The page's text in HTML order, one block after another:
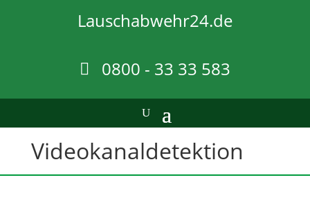
Lauschabwehr24.de
0800 - 33 33 583
Videokanal­detektion